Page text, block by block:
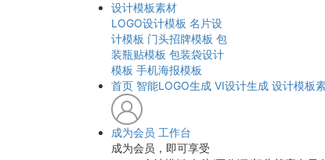
设计模板素材
LOGO设计模板 名片设
计模板 门头招牌模板 包
装瓶贴模板 包装袋设计
模板 手机海报模板
首页 智能LOGO生成 VI设计生成 设计模板
成为会员 工作台
成为会员，即可享受